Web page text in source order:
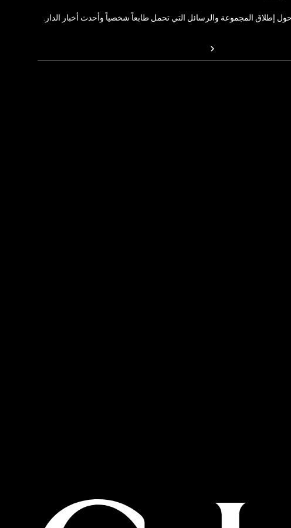
إطلاق المجموعة والرسائل التي تحمل طابعاً شخصياً وأحدث أخبار الدار.